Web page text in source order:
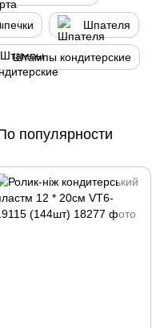
Шпателя
Штампы кондитерские
популярности